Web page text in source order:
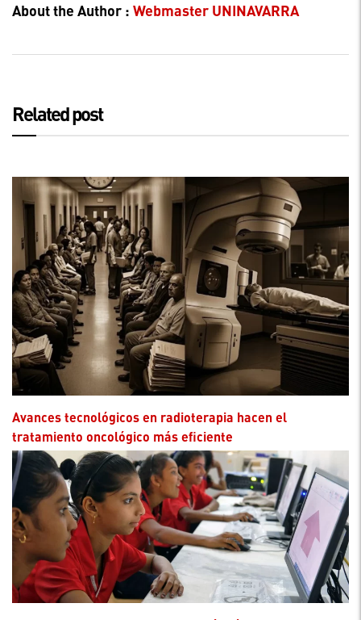
About the Author : Webmaster UNINAVARRA
Related post
Avances tecnológicos en radioterapia hacen el
tratamiento oncológico más eficiente